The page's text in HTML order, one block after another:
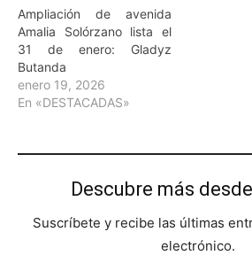
Ampliación de avenida
Amalia Solórzano lista el
31 de enero: Gladyz
Butanda
enero 19, 2026
En «DESTACADAS»
Descubre más
Suscríbete y recibe las últimas
electrónico.